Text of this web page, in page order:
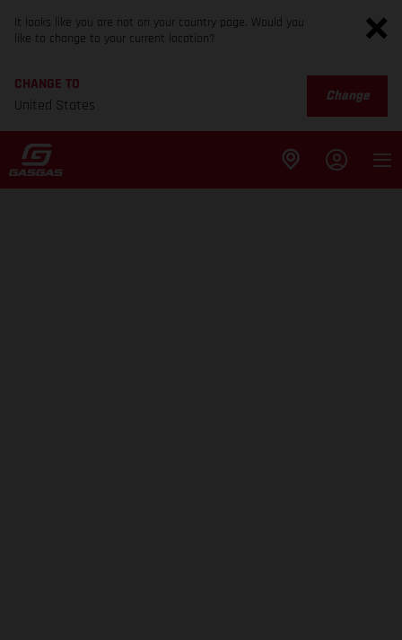
It looks like you are not on your country page. Would you
like to change to your current location?
CHANGE TO
United States
Change